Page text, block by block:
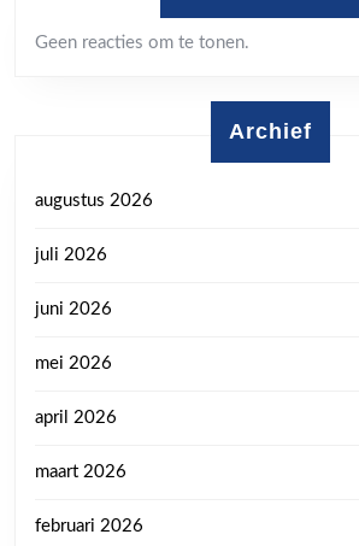
Geen reacties om te tonen.
Archief
augustus 2026
juli 2026
juni 2026
mei 2026
april 2026
maart 2026
februari 2026